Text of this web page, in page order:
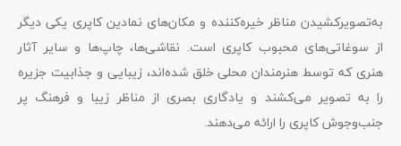
به‌تصویرکشیدن مناظر خیره‌کننده و مکان‌های نمادین کاپری یکی دیگر
از سوغاتی‌های محبوب کاپری است. نقاشی‌ها، چاپ‌ها و سایر آثار
هنری که توسط هنرمندان محلی خلق شده‌اند، زیبایی و جذابیت جزیره
را به تصویر می‌کشند و یادگاری بصری از مناظر زیبا و فرهنگ پر
جنب‌وجوش کاپری را ارائه می‌دهند.